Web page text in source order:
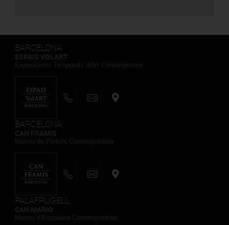
BARCELONA
BARCELONA
PALAFRUGELL